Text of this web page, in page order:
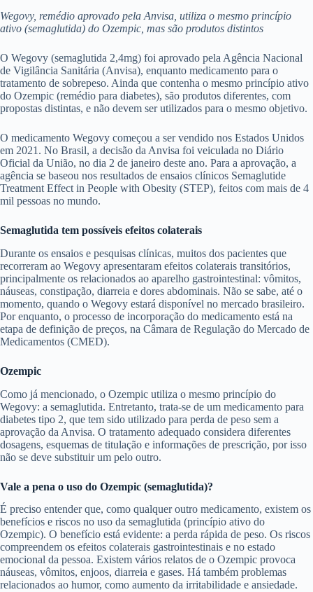
Wegovy, remédio aprovado pela Anvisa, utiliza o mesmo princípio
ativo (semaglutida) do Ozempic, mas são produtos distintos
O Wegovy (semaglutida 2,4mg) foi aprovado pela Agência Nacional
de Vigilância Sanitária (Anvisa), enquanto medicamento para o
tratamento de sobrepeso. Ainda que contenha o mesmo princípio ativo
do Ozempic (remédio para diabetes), são produtos diferentes, com
propostas distintas, e não devem ser utilizados para o mesmo objetivo.
O medicamento Wegovy começou a ser vendido nos Estados Unidos
em 2021. No Brasil, a decisão da Anvisa foi veiculada no Diário
Oficial da União, no dia 2 de janeiro deste ano. Para a aprovação, a
agência se baseou nos resultados de ensaios clínicos Semaglutide
Treatment Effect in People with Obesity (STEP), feitos com mais de 4
mil pessoas no mundo.
Semaglutida tem possíveis efeitos colaterais
Durante os ensaios e pesquisas clínicas, muitos dos pacientes que
recorreram ao Wegovy apresentaram efeitos colaterais transitórios,
principalmente os relacionados ao aparelho gastrointestinal: vômitos,
náuseas, constipação, diarreia e dores abdominais. Não se sabe, até o
momento, quando o Wegovy estará disponível no mercado brasileiro.
Por enquanto, o processo de incorporação do medicamento está na
etapa de definição de preços, na Câmara de Regulação do Mercado de
Medicamentos (CMED).
Ozempic
Como já mencionado, o Ozempic utiliza o mesmo princípio do
Wegovy: a semaglutida. Entretanto, trata-se de um medicamento para
diabetes tipo 2, que tem sido utilizado para perda de peso sem a
aprovação da Anvisa. O tratamento adequado considera diferentes
dosagens, esquemas de titulação e informações de prescrição, por isso
não se deve substituir um pelo outro.
Vale a pena o uso do Ozempic (semaglutida)?
É preciso entender que, como qualquer outro medicamento, existem os
benefícios e riscos no uso da semaglutida (princípio ativo do
Ozempic). O benefício está evidente: a perda rápida de peso. Os riscos
compreendem os efeitos colaterais gastrointestinais e no estado
emocional da pessoa. Existem vários relatos de o Ozempic provoca
náuseas, vômitos, enjoos, diarreia e gases. Há também problemas
relacionados ao humor, como aumento da irritabilidade e ansiedade.